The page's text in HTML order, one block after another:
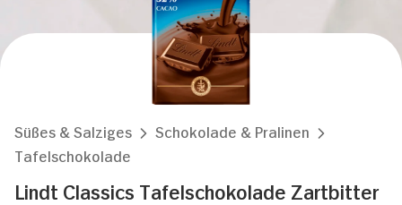
Süßes & Salziges
Schokolade & Pralinen
Tafelschokolade
Lindt Classics Tafelschokolade Zartbitter